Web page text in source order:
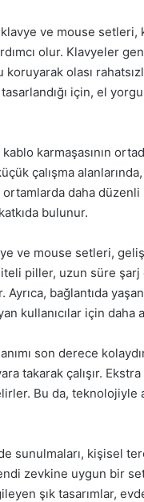
ve mouse setleri,
olur. Klavyeler
olası
için, el
karmaşasının
çalışma
daha düzenli
bulunur.
ve mouse setleri,
piller, uzun süre
Ayrıca, bağlantıda
kullanıcılar için daha
son derece
takarak çalışır.
Bu da, teknolojiyle
sunulmaları, kişisel
zevkine uygun bir
şık tasarımlar,